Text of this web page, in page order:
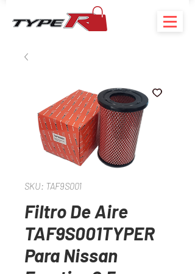
SKU: TAF9S001
Filtro De Aire
TAF9S001TYPER
Para Nissan